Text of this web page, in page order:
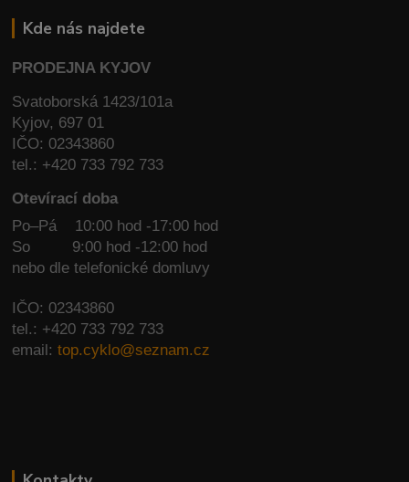
Kde nás najdete
PRODEJNA KYJOV
Svatoborská 1423/101a
Kyjov, 697 01
IČO: 02343860
tel.: +420 733 792 733
Otevírací doba
Po–Pá 10:00 hod -17:00 hod
So
9:00 hod -12:00 hod
nebo dle telefonické domluvy
IČO: 02343860
tel.: +420 733 792 733
email:top.cyklo@seznam.cz